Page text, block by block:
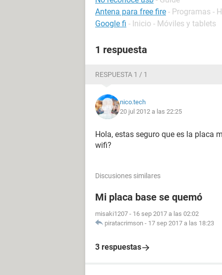
Antena para free fire - Programas -
Google fi - Inicio - Móviles y tablets
1 respuesta
RESPUESTA 1 / 1
nico.tech
20 jul 2012 a las 22:25
Hola, estas seguro que es la placa
wifi?
Discusiones similares
Mi placa base se quemó
misaki1207 - 16 sep 2017 a las 02:02
piratacrimson - 17 sep 2017 a las 18:23
3 respuestas